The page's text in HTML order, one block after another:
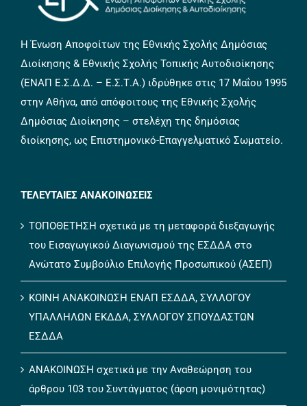
Η Ένωση Αποφοίτων της Εθνικής Σχολής Δημόσιας
Διοίκησης & Εθνικής Σχολής Τοπικής Αυτοδιοίκησης
(ΕΝΑΠ Ε.Σ.Δ.Δ. – Ε.Σ.Τ.Α.) ιδρύθηκε στις 17 Μαΐου 1995
στην Αθήνα, από απόφοιτους της Εθνικής Σχολής
Δημόσιας Διοίκησης – στελέχη της δημόσιας
διοίκησης, ως Επιστημονικό-Επαγγελματικό Σωματείο.
ΤΕΛΕΥΤΑΙΕΣ ΑΝΑΚΟΙΝΩΣΕΙΣ
ΤΟΠΟΘΕΤΗΣΗ σχετικά με τη μεταφορά διεξαγωγής
του Εισαγωγικού Διαγωνισμού της ΕΣΔΔΑ στο
Ανώτατο Συμβούλιο Επιλογής Προσωπικού (ΑΣΕΠ)
ΚΟΙΝΗ ΑΝΑΚΟΙΝΩΣΗ ΕΝΑΠ ΕΣΔΔΑ, ΣΥΛΛΟΓΟΥ
ΥΠΑΛΛΗΛΩΝ ΕΚΔΔΑ, ΣΥΛΛΟΓΟΥ ΣΠΟΥΔΑΣΤΩΝ
ΕΣΔΔΑ
ΑΝΑΚΟΙΝΩΣΗ σχετικά με την Αναθεώρηση του
άρθρου 103 του Συντάγματος (άρση μονιμότητας)